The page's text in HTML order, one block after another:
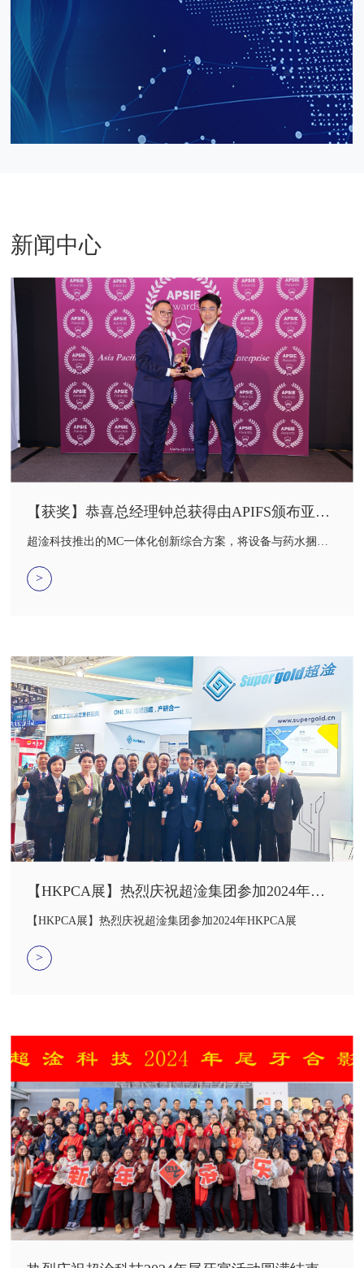
新闻中心
【获奖】恭喜总经理钟总获得由APIFS颁布亚太
区可持续创新企业奖
超淦科技推出的MC一体化创新综合方案，将设备与药水捆绑
本，提升效率与质量，提供一站式服务。秉承着“自利利他”的
公司文化，我们在为客户解决问题的同时，也同样深耕行业持
>
【HKPCA展】热烈庆祝超淦集团参加2024年
HKPCA展
【HKPCA展】热烈庆祝超淦集团参加2024年HKPCA展
>